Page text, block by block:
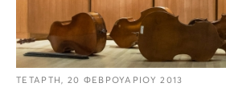
ΤΕΤΑΡΤΗ, 20 ΦΕΒΡΟΥΑΡΙΟΥ 2013